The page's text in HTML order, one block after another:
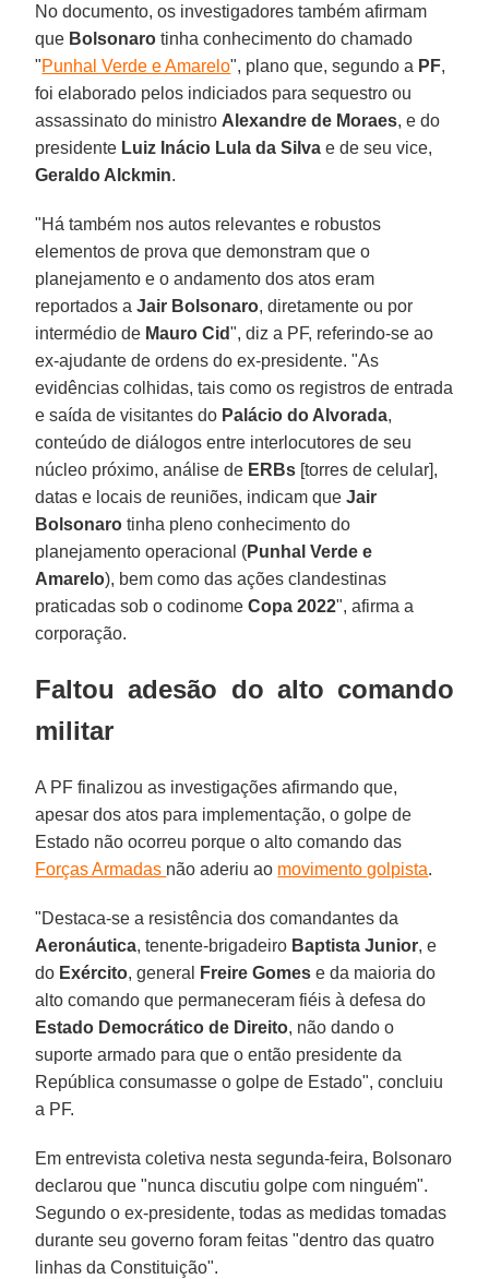
No documento, os investigadores também afirmam
que Bolsonaro tinha conhecimento do chamado
"Punhal Verde e Amarelo", plano que, segundo a PF,
foi elaborado pelos indiciados para sequestro ou
assassinato do ministro Alexandre de Moraes, e do
presidente Luiz Inácio Lula da Silva e de seu vice,
Geraldo Alckmin.
"Há também nos autos relevantes e robustos
elementos de prova que demonstram que o
planejamento e o andamento dos atos eram
reportados aJair Bolsonaro, diretamente ou por
intermédio de Mauro Cid", diz a PF, referindo-se ao
ex-ajudante de ordens do ex-presidente. "As
evidências colhidas, tais como os registros de entrada
e saída de visitantes do Palácio do Alvorada,
conteúdo de diálogos entre interlocutores de seu
núcleo próximo, análise de ERBs [torres de celular],
datas e locais de reuniões, indicam queJair
Bolsonaro tinha pleno conhecimento do
planejamento operacional (Punhal Verde e
Amarelo), bem como das ações clandestinas
praticadas sob o codinomeCopa 2022", afirma a
corporação.
Faltou adesão do alto comando
militar
A PF finalizou as investigações afirmando que,
apesar dos atos para implementação, o golpe de
Estado não ocorreu porque o alto comando das
Forças Armadas não aderiu ao movimento golpista.
"Destaca-se a resistência dos comandantes da
Aeronáutica, tenente-brigadeiro Baptista Junior, e
do Exército, general Freire Gomes e da maioria do
alto comando que permaneceram fiéis à defesa do
Estado Democrático de Direito, não dando o
suporte armado para que o então presidente da
República consumasse o golpe de Estado", concluiu
a PF.
Em entrevista coletiva nesta segunda-feira, Bolsonaro
declarou que "nunca discutiu golpe com ninguém".
Segundo o ex-presidente, todas as medidas tomadas
durante seu governo foram feitas "dentro das quatro
linhas da Constituição".